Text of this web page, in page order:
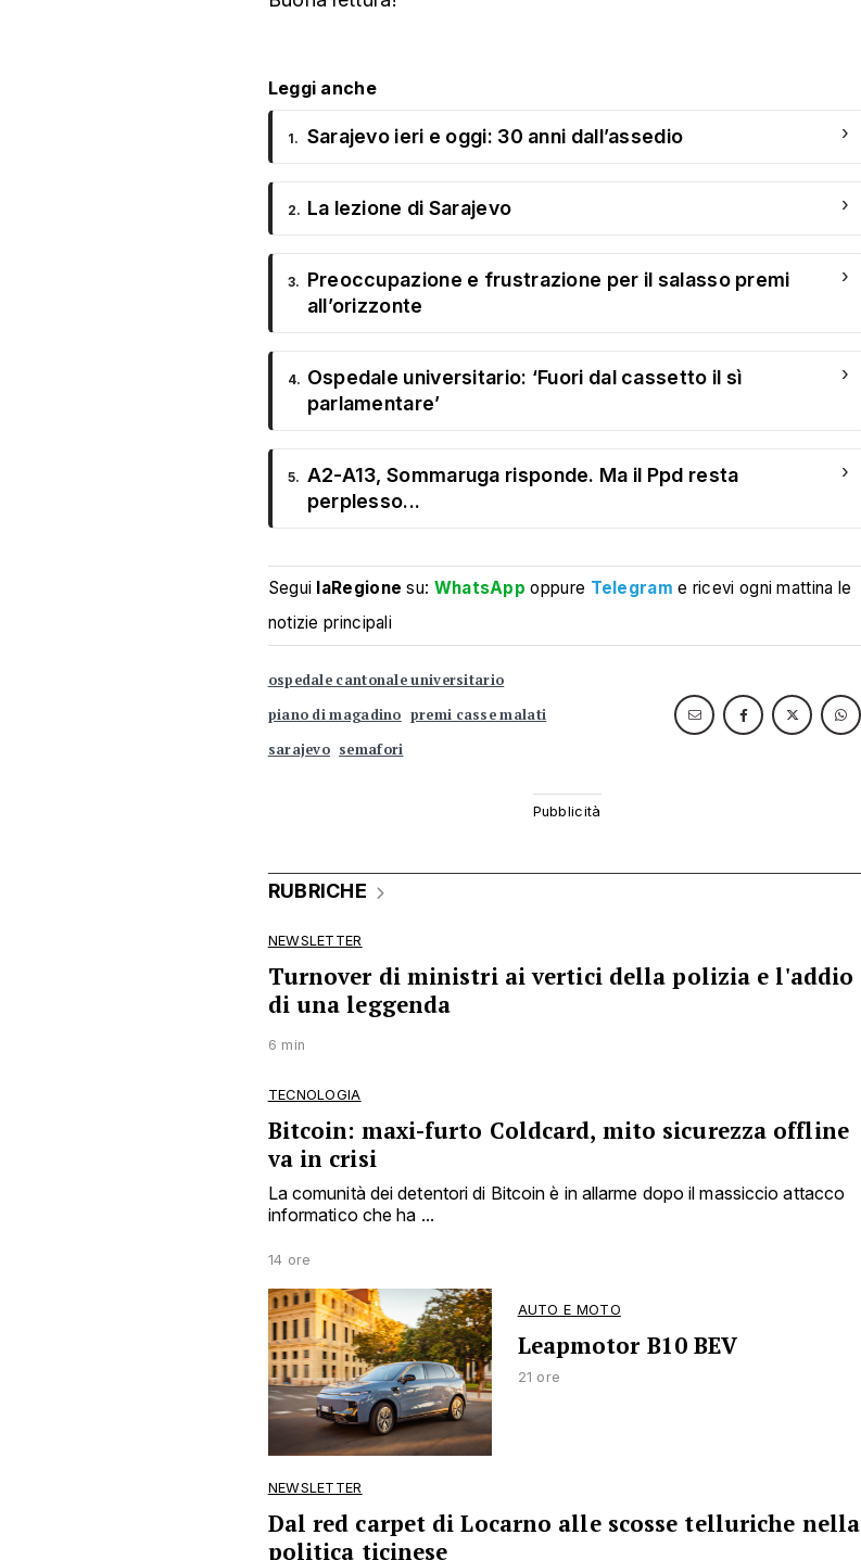
Leggi anche
1. Sarajevo ieri e oggi: 30 anni dall’assedio ›
2. La lezione di Sarajevo ›
3. Preoccupazione e frustrazione per il salasso premi
all’orizzonte
›
4. Ospedale universitario: ‘Fuori dal cassetto il sì
parlamentare’
›
5. A2-A13, Sommaruga risponde. Ma il Ppd resta
perplesso...
›
Segui laRegione su: WhatsApp oppure Telegram e ricevi ogni mattina le
notizie principali
ospedale cantonale universitario
piano di magadino premi casse malati
sarajevo semafori
RUBRICHE
NEWSLETTER
Turnover di ministri ai vertici della polizia e l'addio
di una leggenda
6 min
TECNOLOGIA
Bitcoin: maxi-furto Coldcard, mito sicurezza offline
va in crisi
La comunità dei detentori di Bitcoin è in allarme dopo il massiccio attacco
informatico che ha ...
14 ore
AUTO E MOTO
Leapmotor B10 BEV
21 ore
NEWSLETTER
Dal red carpet di Locarno alle scosse telluriche nella
politica ticinese